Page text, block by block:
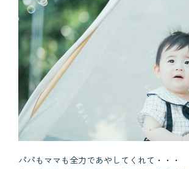
パパもママも全力であやしてくれて・・・